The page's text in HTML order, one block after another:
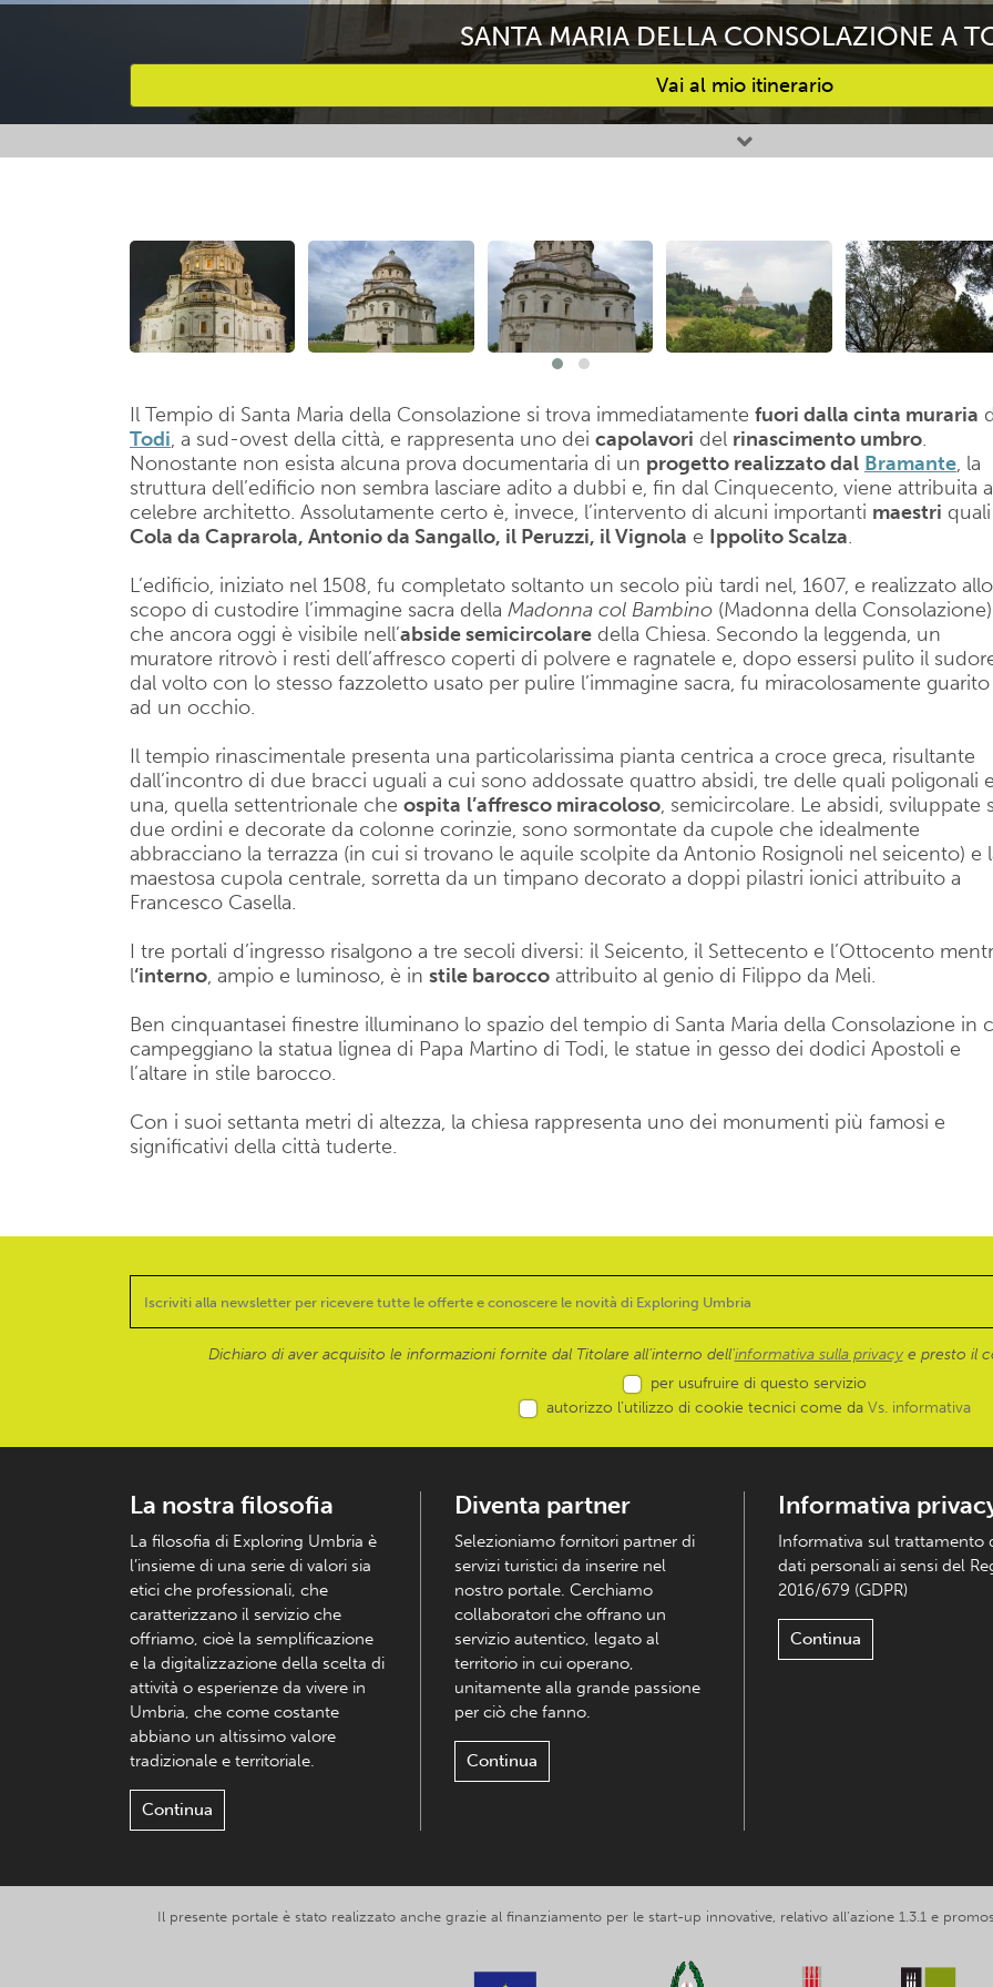
SANTA MARIA DELLA CONSOLAZIONE A
Vai al mio itinerario
Attività preferite
Il Tempio di Santa Maria della Consolazione si trova immediatamente fuori dalla cinta muraria
Todi, a sud-ovest della città, e rappresenta uno dei capolavori del rinascimento umbro.
Nonostante non esista alcuna prova documentaria di un progetto realizzato dal Bramante, la
struttura dell’edificio non sembra lasciare adito a dubbi e, fin dal Cinquecento, viene attribuita
celebre architetto. Assolutamente certo è, invece, l’intervento di alcuni importanti maestri quali
Cola da Caprarola, Antonio da Sangallo, il Peruzzi, il Vignola e Ippolito Scalza.
L’edificio, iniziato nel 1508, fu completato soltanto un secolo più tardi nel, 1607, e realizzato allo
scopo di custodire l’immagine sacra della Madonna col Bambino (Madonna della Consolazione)
che ancora oggi è visibile nell’abside semicircolare della Chiesa. Secondo la leggenda, un
muratore ritrovò i resti dell’affresco coperti di polvere e ragnatele e, dopo essersi pulito il
dal volto con lo stesso fazzoletto usato per pulire l’immagine sacra, fu miracolosamente guarito
ad un occhio.
Il tempio rinascimentale presenta una particolarissima pianta centrica a croce greca, risultante
dall’incontro di due bracci uguali a cui sono addossate quattro absidi, tre delle quali poligonali e
una, quella settentrionale che ospita l’affresco miracoloso, semicircolare. Le absidi, sviluppate
due ordini e decorate da colonne corinzie, sono sormontate da cupole che idealmente
abbracciano la terrazza (in cui si trovano le aquile scolpite da Antonio Rosignoli nel seicento) e
maestosa cupola centrale, sorretta da un timpano decorato a doppi pilastri ionici attribuito a
Francesco Casella.
I tre portali d’ingresso risalgono a tre secoli diversi: il Seicento, il Settecento e l’Ottocento
l‘interno, ampio e luminoso, è in stile barocco attribuito al genio di Filippo da Meli.
Ben cinquantasei finestre illuminano lo spazio del tempio di Santa Maria della Consolazione in
campeggiano la statua lignea di Papa Martino di Todi, le statue in gesso dei dodici Apostoli e
l’altare in stile barocco.
Con i suoi settanta metri di altezza, la chiesa rappresenta uno dei monumenti più famosi e
significativi della città tuderte.
Dichiaro di aver acquisito le informazioni fornite dal Titolare all’interno dell'informativa sulla privacye presto il
per usufruire di questo servizio
autorizzo l’utilizzo di cookie tecnici come da Vs. informativa
La nostra filosofia
La filosofia di Exploring Umbria è
l’insieme di una serie di valori sia
etici che professionali, che
caratterizzano il servizio che
offriamo, cioè la semplificazione
e la digitalizzazione della scelta di
attività o esperienze da vivere in
Umbria, che come costante
abbiano un altissimo valore
tradizionale e territoriale.
Continua
Diventa partner
Selezioniamo fornitori partner di
servizi turistici da inserire nel
nostro portale. Cerchiamo
collaboratori che offrano un
servizio autentico, legato al
territorio in cui operano,
unitamente alla grande passione
per ciò che fanno.
Continua
Informativa
Informativa sul trattamento
dati personali ai sensi del
2016/679 (GDPR)
Continua
Il presente portale è stato realizzato anche grazie al finanziamento per le start-up innovative, relativo all’azione 1.3.1 e